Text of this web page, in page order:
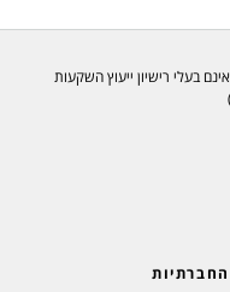
אינם בעלי רישיון ייעוץ השקעות